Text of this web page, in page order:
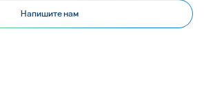
Напишите нам